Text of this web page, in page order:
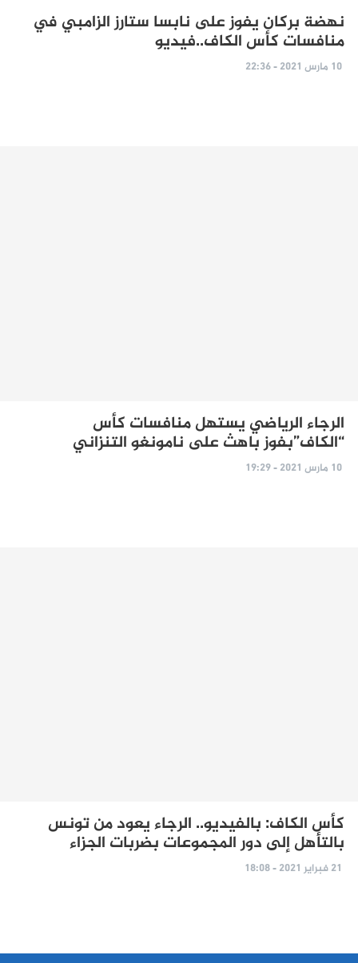
نهضة بركان يفوز على نابسا ستارز الزامبي في
منافسات كأس الكاف..فيديو
10 مارس 2021 - 22:36
الرجاء الرياضي يستهل منافسات كأس
“الكاف”بفوز باهث علی نامونغو التنزاني
10 مارس 2021 - 19:29
كأس الكاف: بالفيديو.. الرجاء يعود من تونس
بالتأهل إلى دور المجموعات بضربات الجزاء
21 فبراير 2021 - 18:08